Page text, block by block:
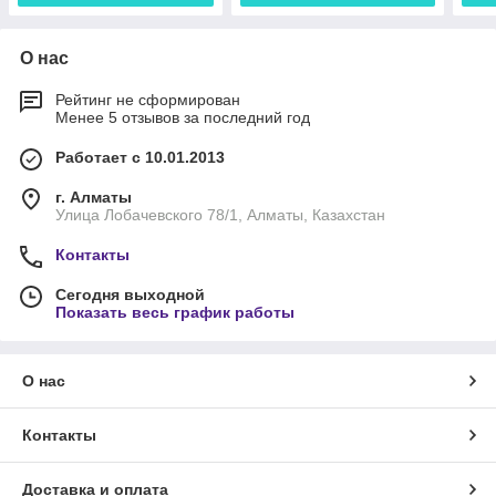
О нас
Рейтинг не сформирован
Менее 5 отзывов за последний год
Работает с 10.01.2013
г. Алматы
Улица Лобачевского 78/1, Алматы, Казахстан
Контакты
Сегодня выходной
Показать весь график работы
О нас
Контакты
Доставка и оплата